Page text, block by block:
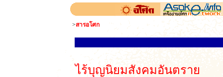
>สารอโศก
ไร้บุญนิยมสังคมอันตราย